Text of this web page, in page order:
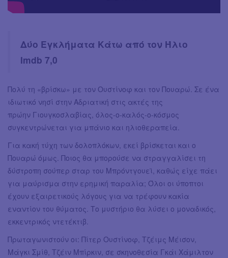
Δύο Εγκλήματα Κάτω από τον Ήλιο
Imdb 7,0
Πολύ τη «βρίσκω» με τον Ουστίνοφ και τον Πουαρώ. Σε ένα
ιδιωτικό νησί στην Αδριατική στις ακτές της
πρώην Γιουγκοσλαβίας, όλος-ο-καλός-ο-κόσμος
συγκεντρώνεται για μπάνιο και ηλιοθεραπεία.
Για κακή τύχη των δολοπλόκων, εκεί βρίσκεται και ο
Πουαρώ όμως. Ποιος θα μπορούσε να στραγγαλίσει τη
δύστροπη σούπερ σταρ του Μπρόντγουεϊ, καθώς είχε πάει
για μαύρισμα στην ερημική παραλία; Όλοι οι ύποπτοι
έχουν εξαιρετικούς λόγους για να τρέφουν κακία
εναντίον του θύματος. Το μυστήριο θα λύσει ο μοναδικός,
εκκεντρικός ντετέκτιβ.
Πρωταγωνιστούν οι: Πίτερ Ουστίνοφ, Τζέιμς Μέισον,
Μάγκι Σμίθ, Τζέιν Μπίρκιν, σε σκηνοθεσία Γκάι Χάμιλτον